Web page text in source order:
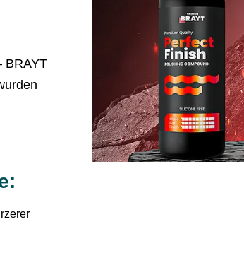
BRAYT